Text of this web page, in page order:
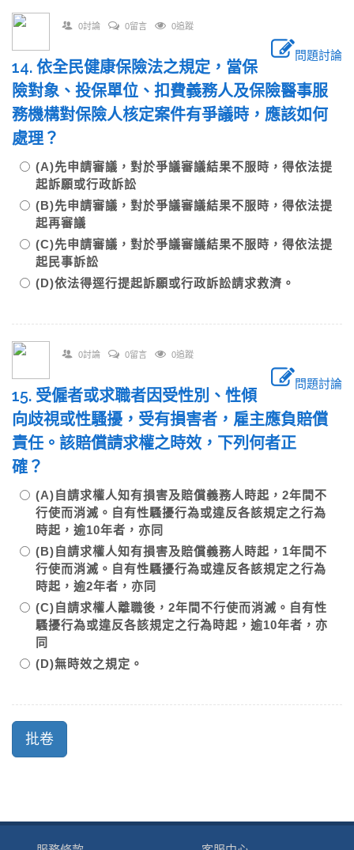
0討論 0留言 0追蹤
問題討論
14. 依全民健康保險法之規定，當保
險對象、投保單位、扣費義務人及保險醫事服
務機構對保險人核定案件有爭議時，應該如何
處理？
(A)先申請審議，對於爭議審議結果不服時，得依法提
起訴願或行政訴訟
(B)先申請審議，對於爭議審議結果不服時，得依法提
起再審議
(C)先申請審議，對於爭議審議結果不服時，得依法提
起民事訴訟
(D)依法得逕行提起訴願或行政訴訟請求救濟。
0討論 0留言 0追蹤
問題討論
15. 受僱者或求職者因受性別、性傾
向歧視或性騷擾，受有損害者，雇主應負賠償
責任。該賠償請求權之時效，下列何者正
確？
(A)自請求權人知有損害及賠償義務人時起，2年間不
行使而消滅。自有性騷擾行為或違反各該規定之行為
時起，逾10年者，亦同
(B)自請求權人知有損害及賠償義務人時起，1年間不
行使而消滅。自有性騷擾行為或違反各該規定之行為
時起，逾2年者，亦同
(C)自請求權人離職後，2年間不行使而消滅。自有性
騷擾行為或違反各該規定之行為時起，逾10年者，亦
同
(D)無時效之規定。